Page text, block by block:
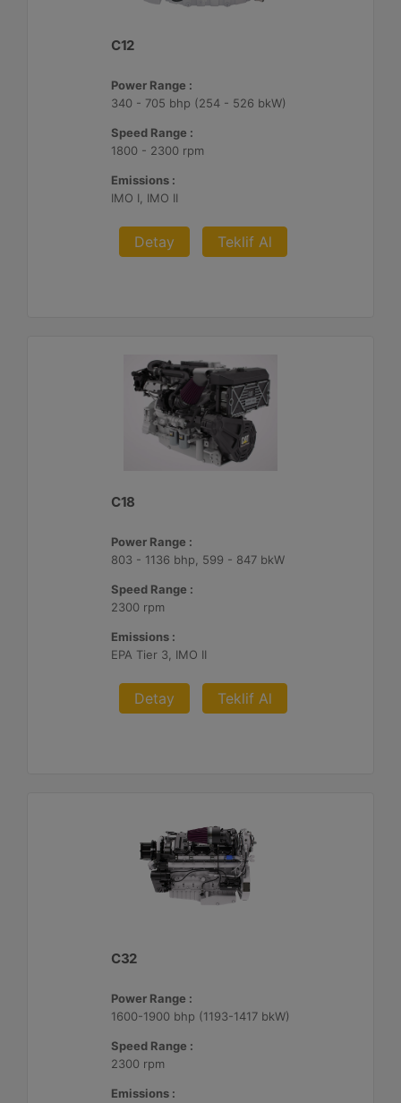
C12
Power Range :
340 - 705 bhp (254 - 526 bkW)
Speed Range :
1800 - 2300 rpm
Emissions :
IMO I, IMO II
Detay Teklif Al
C18
Power Range :
803 - 1136 bhp, 599 - 847 bkW
Speed Range :
2300 rpm
Emissions :
EPA Tier 3, IMO II
Detay Teklif Al
C32
Power Range :
1600-1900 bhp (1193-1417 bkW)
Speed Range :
2300 rpm
Emissions :